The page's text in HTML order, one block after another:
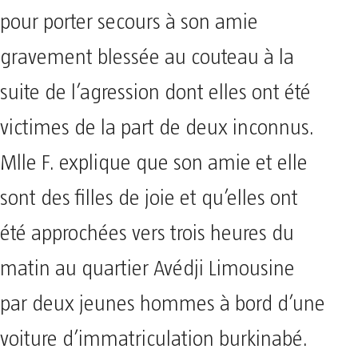
pour porter secours à son amie
gravement blessée au couteau à la
suite de l’agression dont elles ont été
victimes de la part de deux inconnus.
Mlle F. explique que son amie et elle
sont des filles de joie et qu’elles ont
été approchées vers trois heures du
matin au quartier Avédji Limousine
par deux jeunes hommes à bord d’une
voiture d’immatriculation burkinabé.